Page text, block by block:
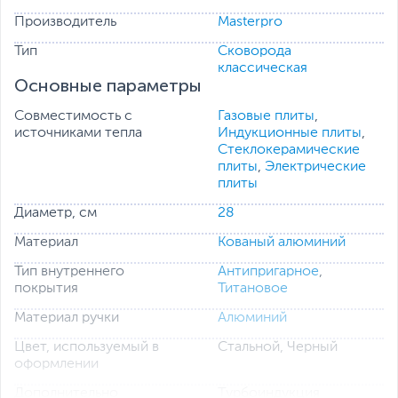
практически сразу.
Производитель Masterpro
Тип
Cковорода
классическая
Основные параметры
Совместимость с
источниками тепла
Газовые плиты,
Индукционные плиты,
Стеклокерамические
плиты, Электрические
плиты
Диаметр, см 28
Материал Кованый алюминий
Тип внутреннего
покрытия
Антипригарное,
Титановое
Материал ручки Алюминий
Цвет, используемый в
оформлении
Стальной, Черный